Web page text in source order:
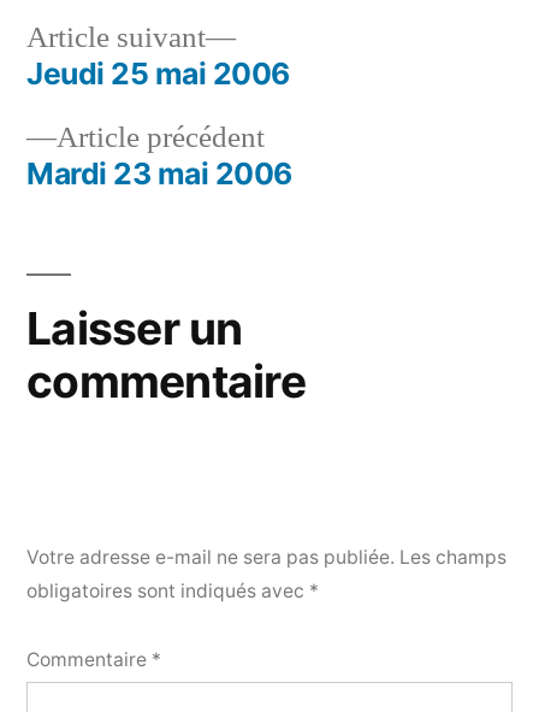
Navigation
deArticle précédentArticle
précédent :
Mardi 23 mai 2006
Article suivant
Article
suivant :
Jeudi 25 mai 2006
Laisser un
commentaire
Votre adresse e-mail ne sera pas publiée. Les champs
obligatoires sont indiqués avec *
Commentaire *